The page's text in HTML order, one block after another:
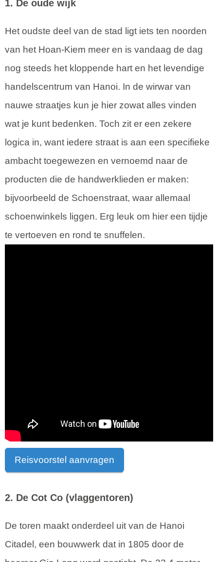
1. De oude wijk
Het oudste deel van de stad ligt iets ten noorden
van het Hoan-Kiem meer en is vandaag de dag
nog steeds het kloppende hart en het levendige
handelscentrum van Hanoi. In de wirwar van
nauwe straatjes kun je hier zowat alles vinden
wat je kunt bedenken. Toch zit er een zekere
logica in, want iedere straat is aan een specifieke
ambacht toegewezen en vernoemd naar de
producten die de handwerklieden er maken:
bijvoorbeeld de Schoenstraat, waar allemaal
schoenwinkels liggen. Erg leuk om hier een tijdje
te vertoeven en rond te snuffelen.
Reisvoorstel aanvragen
2. De Cot Co (vlaggentoren)
De toren maakt onderdeel uit van de Hanoi
Citadel, een bouwwerk dat in 1805 door de